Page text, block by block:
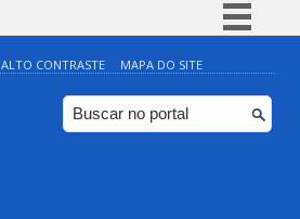
Simplifique!
Comunica BR
Participe
ALTO CONTRASTE MAPA DO SITE